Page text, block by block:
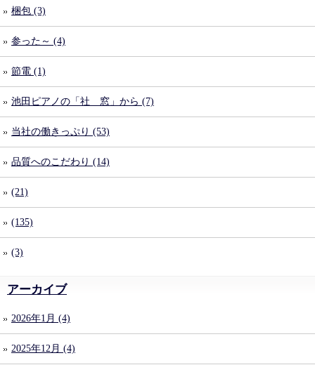
梱包 (3)
参った～ (4)
節電 (1)
池田ピアノの「社 窓」から (7)
当社の働きっぷり (53)
品質へのこだわり (14)
(21)
(135)
(3)
アーカイブ
2026年1月 (4)
2025年12月 (4)